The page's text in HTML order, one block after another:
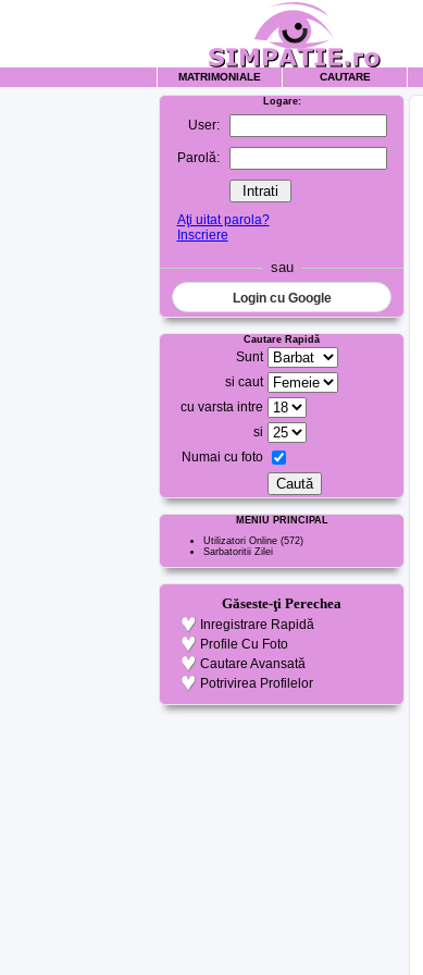
MATRIMONIALE CAUTARE
Logare:
User:
Parolă:
Aţi uitat parola?
Inscriere
sau
Login cu Google
Cautare Rapidă
Sunt
si caut
cu varsta intre
si
Numai cu foto
MENIU PRINCIPAL
Utilizatori Online (572)
Sarbatoritii Zilei
Găseste-ţi Perechea
Inregistrare Rapidă
Profile Cu Foto
Cautare Avansată
Potrivirea Profilelor